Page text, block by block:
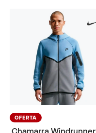
OFERTA
Chamarra Windrunner